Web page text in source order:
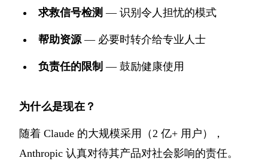
求救信号检测 — 识别令人担忧的模式
帮助资源 — 必要时转介给专业人士
负责任的限制 — 鼓励健康使用
为什么是现在？
随着 Claude 的大规模采用（2 亿+ 用户），
Anthropic 认真对待其产品对社会影响的责任。